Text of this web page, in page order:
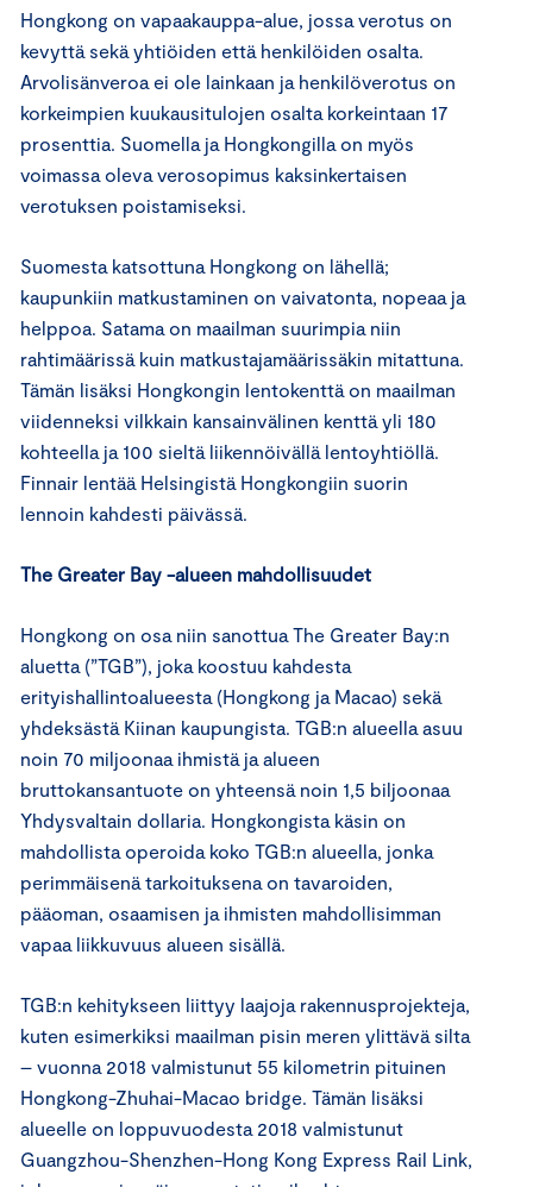
Hongkong on vapaakauppa-alue, jossa verotus on
kevyttä sekä yhtiöiden että henkilöiden osalta.
Arvolisänveroa ei ole lainkaan ja henkilöverotus on
korkeimpien kuukausitulojen osalta korkeintaan 17
prosenttia. Suomella ja Hongkongilla on myös
voimassa oleva verosopimus kaksinkertaisen
verotuksen poistamiseksi.
Suomesta katsottuna Hongkong on lähellä;
kaupunkiin matkustaminen on vaivatonta, nopeaa ja
helppoa. Satama on maailman suurimpia niin
rahtimäärissä kuin matkustajamäärissäkin mitattuna.
Tämän lisäksi Hongkongin lentokenttä on maailman
viidenneksi vilkkain kansainvälinen kenttä yli 180
kohteella ja 100 sieltä liikennöivällä lentoyhtiöllä.
Finnair lentää Helsingistä Hongkongiin suorin
lennoin kahdesti päivässä.
The Greater Bay -alueen mahdollisuudet
Hongkong on osa niin sanottua The Greater Bay:n
aluetta (”TGB”), joka koostuu kahdesta
erityishallintoalueesta (Hongkong ja Macao) sekä
yhdeksästä Kiinan kaupungista. TGB:n alueella asuu
noin 70 miljoonaa ihmistä ja alueen
bruttokansantuote on yhteensä noin 1,5 biljoonaa
Yhdysvaltain dollaria. Hongkongista käsin on
mahdollista operoida koko TGB:n alueella, jonka
perimmäisenä tarkoituksena on tavaroiden,
pääoman, osaamisen ja ihmisten mahdollisimman
vapaa liikkuvuus alueen sisällä.
TGB:n kehitykseen liittyy laajoja rakennusprojekteja,
kuten esimerkiksi maailman pisin meren ylittävä silta
– vuonna 2018 valmistunut 55 kilometrin pituinen
Hongkong-Zhuhai-Macao bridge. Tämän lisäksi
alueelle on loppuvuodesta 2018 valmistunut
Guangzhou-Shenzhen-Hong Kong Express Rail Link,